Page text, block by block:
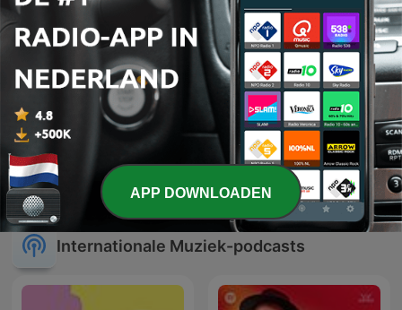
Feest DJ Maarten - Tijd
Voor Een Feestjuh
Hee Gaode Mee
Internationale Muziek-podcasts
APP DOWNLOADEN